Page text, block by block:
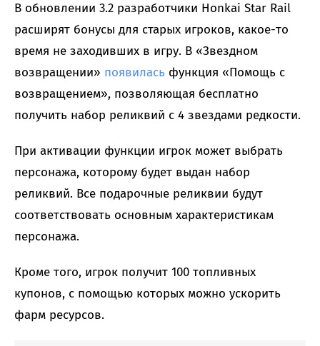
В обновлении 3.2 разработчики Honkai Star Rail
расширят бонусы для старых игроков, какое-то
время не заходивших в игру. В «Звездном
возвращении» появилась функция «Помощь с
возвращением», позволяющая бесплатно
получить набор реликвий с 4 звездами редкости.
При активации функции игрок может выбрать
персонажа, которому будет выдан набор
реликвий. Все подарочные реликвии будут
соответствовать основным характеристикам
персонажа.
Кроме того, игрок получит 100 топливных
купонов, с помощью которых можно ускорить
фарм ресурсов.